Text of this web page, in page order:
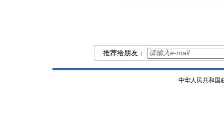
推荐给朋友：
中华人民共和国